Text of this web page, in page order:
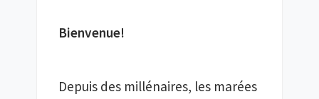
Bienvenue!
Depuis des millénaires, les marées